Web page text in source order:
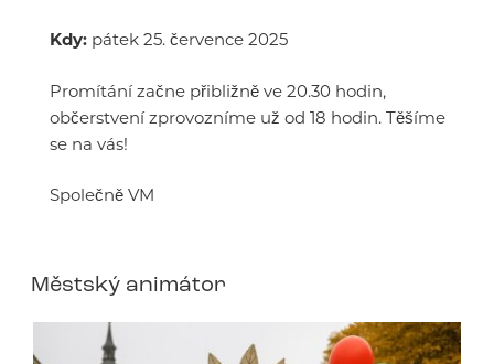
Kdy: pátek 25. července 2025
Promítání začne přibližně ve 20.30 hodin,
občerstvení zprovozníme už od 18 hodin. Těšíme
se na vás!
Společně VM
Městský animátor